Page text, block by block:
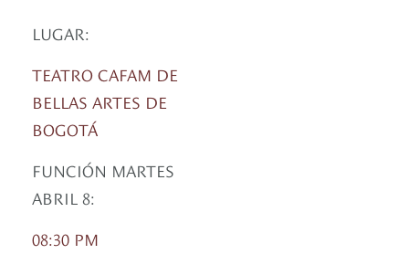
LUGAR:
TEATRO CAFAM DE
BELLAS ARTES DE
BOGOTÁ
FUNCIÓN MARTES
ABRIL 8:
08:30 PM